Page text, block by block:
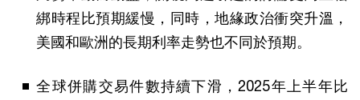
綁時程比預期緩慢，同時，地緣政治衝突升溫，
美國和歐洲的長期利率走勢也不同於預期。
全球併購交易件數持續下滑，2025年上半年比